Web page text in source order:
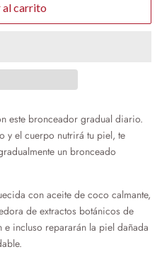
al carrito
este bronceador gradual diario.
y el cuerpo nutrirá tu piel, te
un bronceado
con aceite de coco calmante,
de extractos botánicos de
incluso repararán la piel dañada